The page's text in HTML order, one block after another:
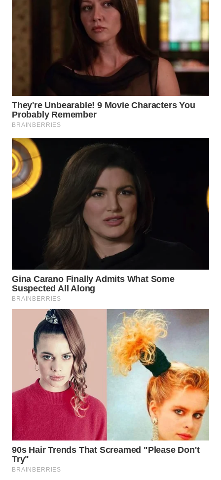
BORNEO
Wahana
Media
Group
WAHANA
NEWS
WAHANA
TANI
WAHANA
INFRASTRUKTUR
WAHANA
KONSUMEN
WAHANA
LISTRIK
WAHANA
TRAVEL
WAHANA
TV
WAHANANEWS
WAHANANEWS